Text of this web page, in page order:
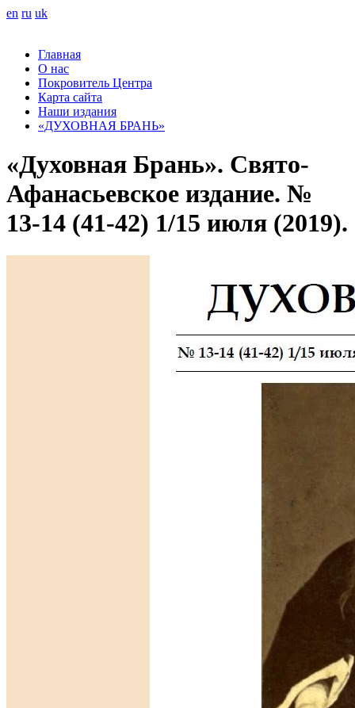
en ru uk
Главная
О нас
Покровитель Центра
Карта сайта
Наши издания
«ДУХОВНАЯ БРАНЬ»
«Духовная Брань». Свято-
Афанасьевское издание. №
13-14 (41-42) 1/15 июля (2019).